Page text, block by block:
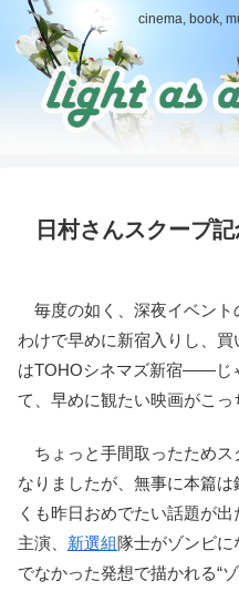
cinema, book,
日村さんスクープ記
毎度の如く、深夜イベント
わけで早めに新宿入りし、
はTOHOシネマズ新宿――じ
て、早めに観たい映画がこっ
ちょっと手間取ったためス
なりましたが、無事に本篇
くも昨日おめでたい話題が
主演、 新選組隊士がゾンビに
でなかった発想で描かれる“